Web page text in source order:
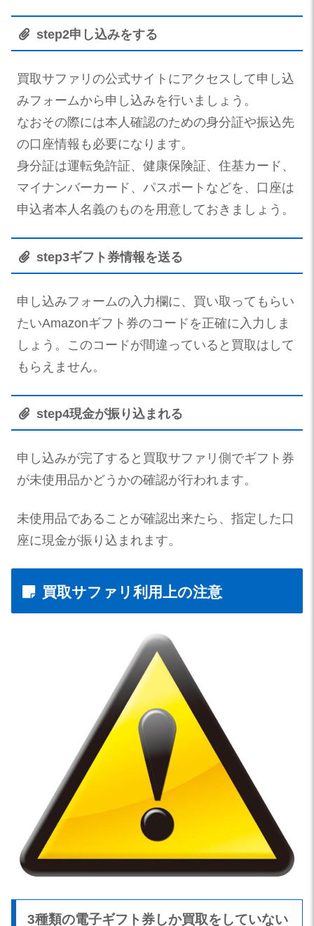
step2申し込みをする
買取サファリの公式サイトにアクセスして申し込
みフォームから申し込みを行いましょう。
なおその際には本人確認のための身分証や振込先
の口座情報も必要になります。
身分証は運転免許証、健康保険証、住基カード、
マイナンバーカード、パスポートなどを、口座は
申込者本人名義のものを用意しておきましょう。
step3ギフト券情報を送る
申し込みフォームの入力欄に、買い取ってもらい
たいAmazonギフト券のコードを正確に入力しま
しょう。このコードが間違っていると買取はして
もらえません。
step4現金が振り込まれる
申し込みが完了すると買取サファリ側でギフト券
が未使用品かどうかの確認が行われます。
未使用品であることが確認出来たら、指定した口
座に現金が振り込まれます。
買取サファリ利用上の注意
3種類の電子ギフト券しか買取をしていない